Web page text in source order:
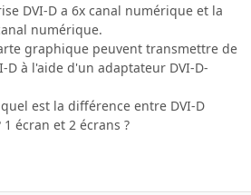
DVI-D a 6x canal numérique et la
numérique.
graphique peuvent transmettre de
D à l'aide d'un adaptateur DVI-D-
est la différence entre DVI-D
écran et 2 écrans ?